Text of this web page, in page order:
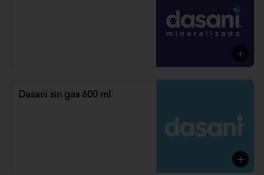
Dasani sin gas 600 ml